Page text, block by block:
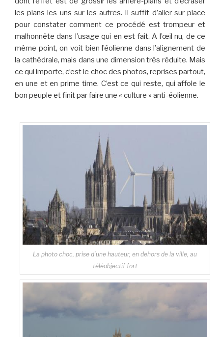
les plans les uns sur les autres. Il suffit d’aller sur place
pour constater comment ce procédé est trompeur et
malhonnête dans l’usage qui en est fait. A l’œil nu, de ce
même point, on voit bien l’éolienne dans l’alignement de
la cathédrale, mais dans une dimension très réduite. Mais
ce qui importe, c’est le choc des photos, reprises partout,
en une et en prime time. C’est ce qui reste, qui affole le
bon peuple et finit par faire une « culture » anti-éolienne.
La photo choc, prise d’une hauteur, en dehors de la ville, au
téléobjectif fort